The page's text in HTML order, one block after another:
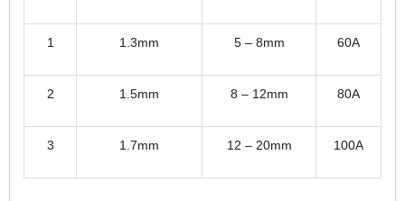
1 1.3mm 5 – 8mm 60A
2 1.5mm 8 – 12mm 80A
3 1.7mm 12 – 20mm 100A